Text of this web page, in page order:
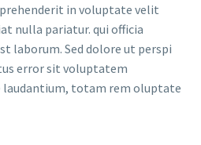
in voluptate velit
nulla pariatur. qui officia
laborum. Sed dolore ut perspi
error sit voluptatem
laudantium, totam rem oluptate